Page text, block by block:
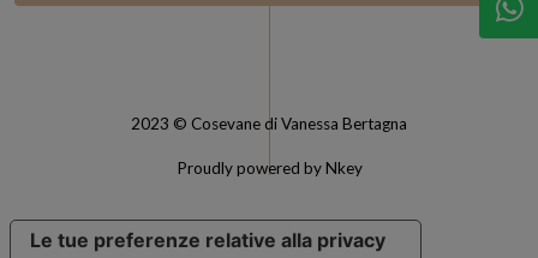
2023 © Cosevane di Vanessa Bertagna
Proudly powered by Nkey
Le tue preferenze relative alla privacy